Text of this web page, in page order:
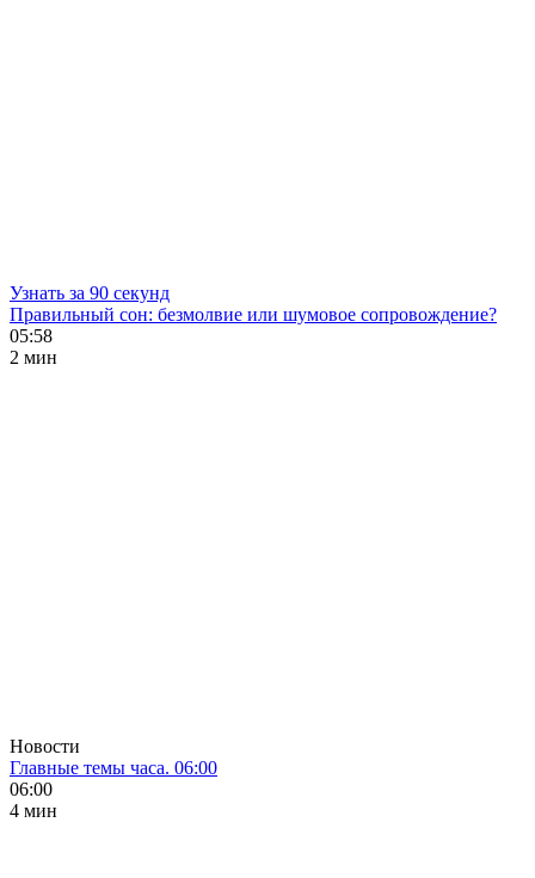
Узнать за 90 секунд
Правильный сон: безмолвие или шумовое сопровождение?
05:58
2 мин
Новости
Главные темы часа. 06:00
06:00
4 мин